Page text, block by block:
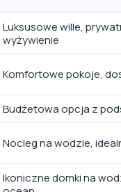
Luksusowe wille,
wyżywienie
Komfortowe pokoje,
Budżetowa opcja z
Nocleg na wodzie,
Ikoniczne domki na